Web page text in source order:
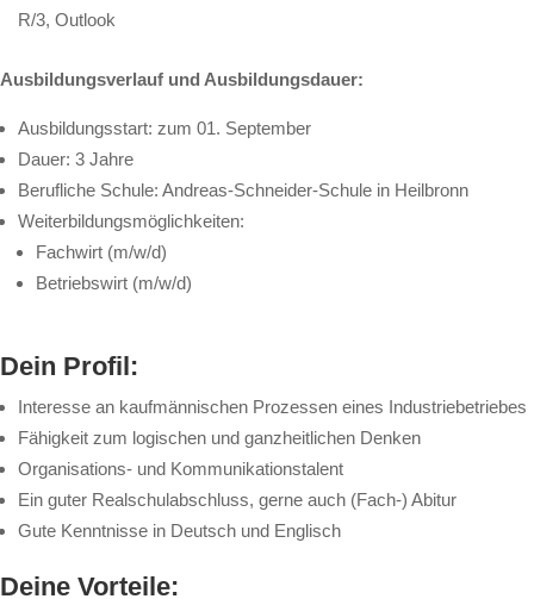
R/3, Out­look
Aus­bil­dungs­ver­lauf und Aus­bil­dungs­dau­er:
Aus­bil­dungs­start: zum 01. Sep­tem­ber
Dau­er: 3 Jah­re
Be­ruf­li­che Schu­le: An­dre­as-Schnei­der-Schu­le in Heil­bronn
Wei­ter­bil­dungs­mög­lich­kei­ten:
Fach­wirt (m/w/d)
Be­triebs­wirt (m/w/d)
Dein Pro­fil:
In­te­res­se an kauf­män­ni­schen Pro­zes­sen ei­nes In­dus­trie­be­trie­bes
Fä­hig­keit zum lo­gi­schen und ganz­heit­li­chen Den­ken
Or­ga­ni­sa­ti­ons- und Kom­mu­ni­ka­ti­ons­ta­lent
Ein gu­ter Real­schul­ab­schluss, ger­ne auch (Fach-) Abi­tur
Gu­te Kennt­nis­se in Deutsch und Eng­lisch
Dei­ne Vor­tei­le: